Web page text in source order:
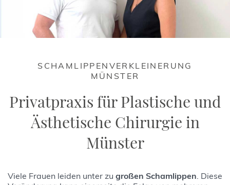
SCHAMLIPPENVERKLEINERUNG
MÜNSTER
Privatpraxis für Plastische und
Ästhetische Chirurgie in
Münster
Viele Frauen leiden unter zu großen Schamlippen. Diese